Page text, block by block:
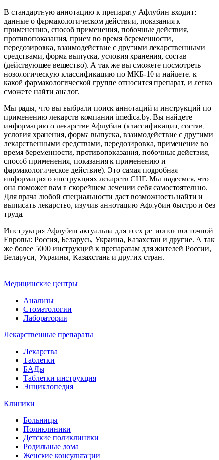
В стандартную аннотацию к препарату Афлубин входит:
данные о фармакологическом действии, показания к
применению, способ применения, побочные действия,
противопоказания, прием во время беременности,
передозировка, взаимодействие с другими лекарственными
средствами, форма выпуска, условия хранения, состав
(действующее вещество). А так же вы сможете посмотреть
нозологическую классификацию по МКБ-10 и найдете, к
какой фармакологической группе относится препарат, и легко
сможете найти аналог.
Мы рады, что вы выбрали поиск аннотаций и инструкций по
применению лекарств компании imedica.by. Вы найдете
информацию о лекарстве Афлубин (классификация, состав,
условия хранения, форма выпуска, взаимодействие с другими
лекарственными средствами, передозировка, применение во
время беременности, противопоказания, побочные действия,
способ применения, показания к применению и
фармакологическое действие). Это самая подробная
информация о инструкциях лекарств СНГ. Мы надеемся, что
она поможет вам в скорейшем лечении себя самостоятельно.
Для врача любой специальности даст возможность найти и
выписать лекарство, изучив аннотацию Афлубин быстро и без
труда.
Инструкция Афлубин актуальна для всех регионов восточной
Европы: Россия, Беларусь, Украина, Казахстан и другие. А так
же более 5000 инструкций к препаратам для жителей России,
Беларуси, Украины, Казахстана и других стран.
Медицинские центры
Анализы
Стоматологии
Лаборатории
Лекарственные препараты
Лекарства
Таблетки
БАДы
Таблетки инструкция
Энциклопедия
Клиники
Больницы
Поликлиники
Детские поликлиники
Родильные дома
Женские консультации